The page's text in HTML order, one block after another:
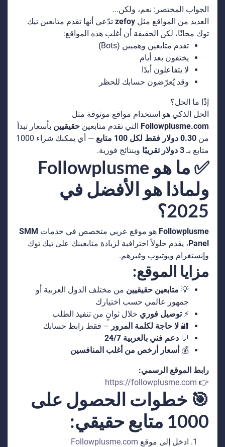
الجواب المختصر: نعم، ولكن...
العديد من المواقع مثل zefoy تدّعي أنها تقدم متابعين تيك
توك مجانًا، لكن الحقيقة أن أغلب هذه المواقع:
تقدم متابعين وهميين (Bots)
يختفون بعد أيام
لا يتفاعلون أبدًا
وقد يُعرّضون حسابك للحظر
إذًا ما الحل؟
الحل الذكي هو استخدام مواقع موثوقة مثل
Followplusme.com التي تقدم متابعين حقيقيين بأسعار تبدأ
من 0.30 دولار فقط لكل 100 متابع
— أي يمكنك شراء 1000
متابع بـ3 دولار تقريبًا وبنتائج فورية.
✅ ما هو Followplusme
ولماذا هو الأفضل في
2025؟
Followplusme هو موقع عربي متخصص في خدمات SMM
Panel، يقدم حلولاً احترافية لزيادة متابعينك على تيك توك
وإنستغرام ويوتيوب وغيرهم.
مزايا الموقع:
💡 متابعين حقيقيين من مختلف الدول العربية أو
جمهور عالمي حسب اختيارك
⚡توصيل فوري خلال ثوانٍ من تنفيذ الطلب
🔐 لا حاجة لكلمة المرور – فقط رابط حسابك
💬 دعم فني بالعربية 24/7
💰 أسعار أرخص من أغلب المنافسين
رابط الموقع الرسمي:
👉
https://followplusme.com
🎯 خطوات الحصول على
1000 متابع حقيقي:
ادخل إلى موقع Followplusme.com